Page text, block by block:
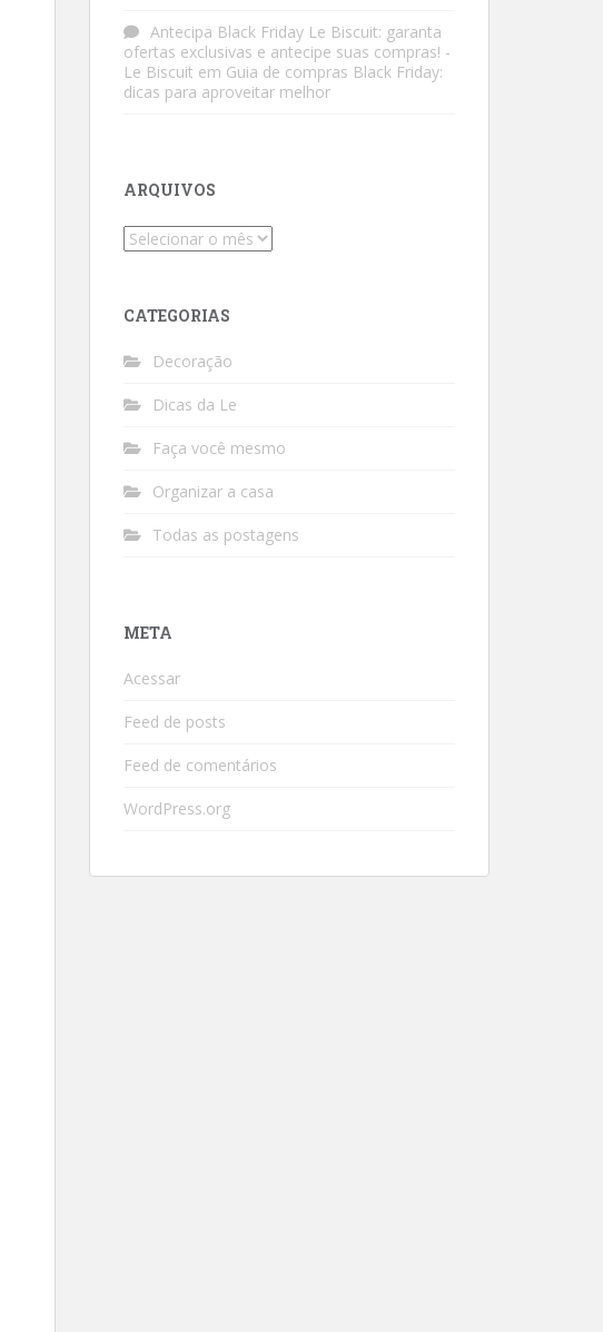
Antecipa Black Friday Le Biscuit: garanta
ofertas exclusivas e antecipe suas compras! -
Le Biscuit em Guia de compras Black Friday:
dicas para aproveitar melhor
ARQUIVOS
Arquivos
CATEGORIAS
Decoração
Dicas da Le
Faça você mesmo
Organizar a casa
Todas as postagens
META
Acessar
Feed de posts
Feed de comentários
WordPress.org